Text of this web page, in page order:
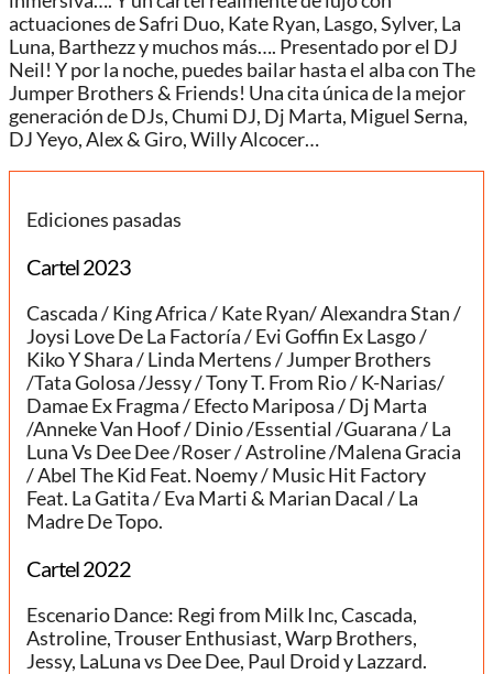
actuaciones de Safri Duo, Kate Ryan, Lasgo, Sylver, La
Luna, Barthezz y muchos más…. Presentado por el DJ
Neil! Y por la noche, puedes bailar hasta el alba con The
Jumper Brothers & Friends! Una cita única de la mejor
generación de DJs, Chumi DJ, Dj Marta, Miguel Serna,
DJ Yeyo, Alex & Giro, Willy Alcocer…
Ediciones pasadas
Cartel 2023
Cascada / King Africa / Kate Ryan/ Alexandra Stan /
Joysi Love De La Factoría / Evi Goffin Ex Lasgo /
Kiko Y Shara / Linda Mertens / Jumper Brothers
/Tata Golosa /Jessy / Tony T. From Rio / K-Narias/
Damae Ex Fragma / Efecto Mariposa / Dj Marta
/Anneke Van Hoof / Dinio /Essential /Guarana / La
Luna Vs Dee Dee /Roser / Astroline /Malena Gracia
/ Abel The Kid Feat. Noemy / Music Hit Factory
Feat. La Gatita / Eva Marti & Marian Dacal / La
Madre De Topo.
Cartel 2022
Escenario Dance: Regi from Milk Inc, Cascada,
Astroline, Trouser Enthusiast, Warp Brothers,
Jessy, LaLuna vs Dee Dee, Paul Droid y Lazzard.